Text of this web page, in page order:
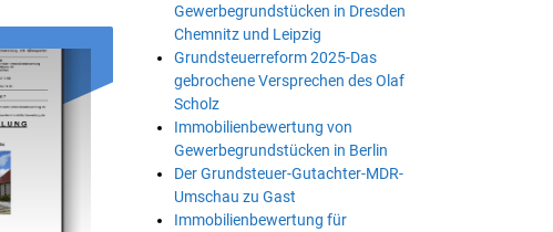
Gewerbegrundstücken in Dresden
Chemnitz und Leipzig
Grundsteuerreform 2025-Das
gebrochene Versprechen des Olaf
Scholz
Immobilienbewertung von
Gewerbegrundstücken in Berlin
Der Grundsteuer-Gutachter-MDR-
Umschau zu Gast
Immobilienbewertung für